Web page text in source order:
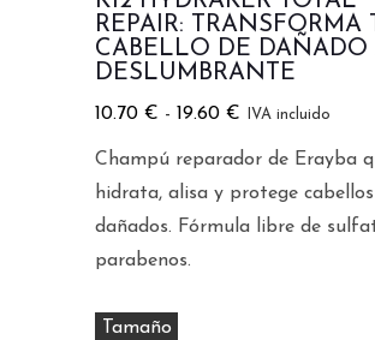
REPAIR: TRANSFORMA
CABELLO DE DAÑADO
DESLUMBRANTE
10.70 € - 19.60 € IVA incluido
Champú reparador de Erayba
hidrata, alisa y protege cabellos
dañados. Fórmula libre de
parabenos.
Tamaño